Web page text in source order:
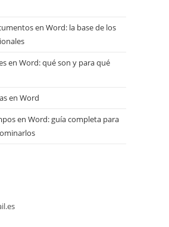
en Word: la base de los
en Word: qué son y para qué
en Word
en Word: guía completa para